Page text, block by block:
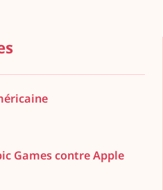
Games contre Apple